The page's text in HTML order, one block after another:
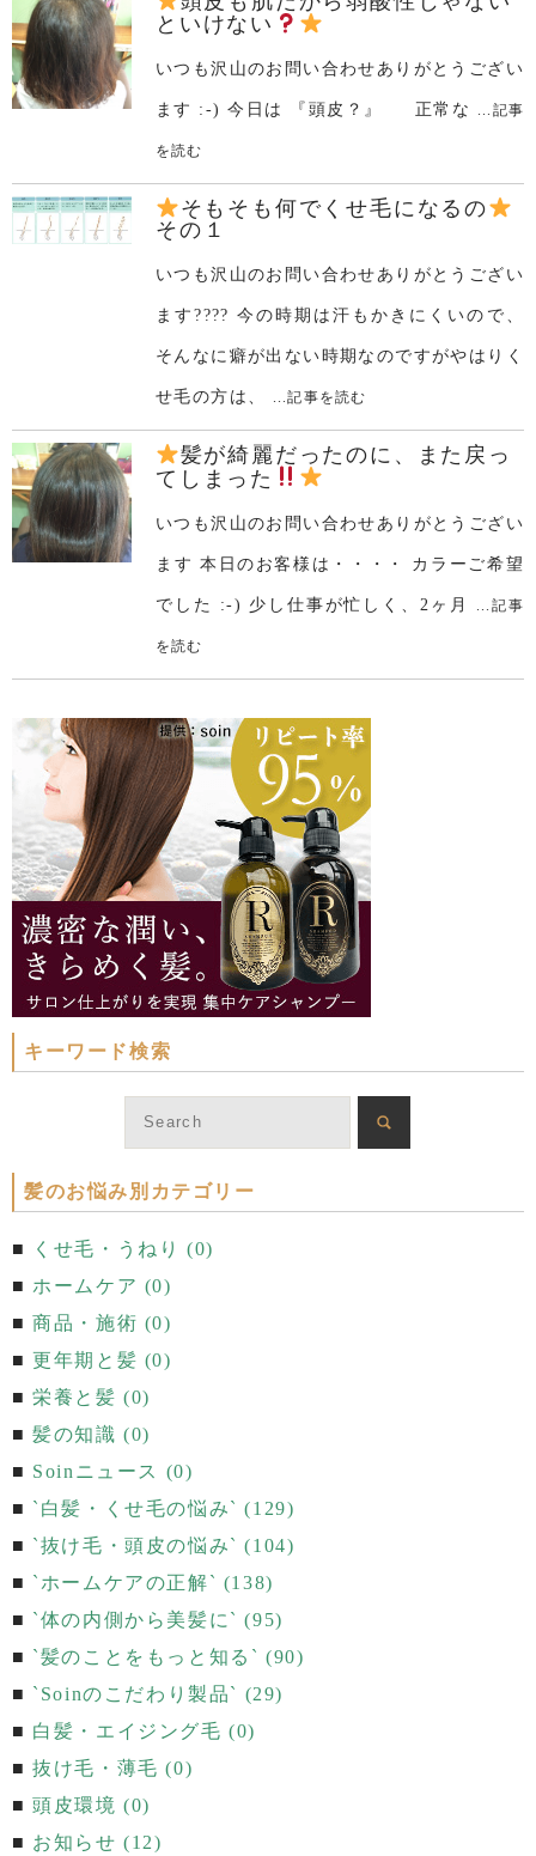
といけない
いつも沢山のお問い合わせありがとうござい
ます :-) 今日は 『頭皮？』 正常な ...記事
を読む
そもそも何でくせ毛になるの
その１
いつも沢山のお問い合わせありがとうござい
ます???? 今の時期は汗もかきにくいので、
そんなに癖が出ない時期なのですがやはりく
せ毛の方は、 ...記事を読む
髪が綺麗だったのに、また戻っ
てしまった
いつも沢山のお問い合わせありがとうござい
ます 本日のお客様は・・・・ カラーご希望
でした :-) 少し仕事が忙しく、2ヶ月 ...記事
を読む
キーワード検索
髪のお悩み別カテゴリー
くせ毛・うねり (0)
ホームケア (0)
商品・施術 (0)
更年期と髪 (0)
栄養と髪 (0)
髪の知識 (0)
Soinニュース (0)
`白髪・くせ毛の悩み` (129)
`抜け毛・頭皮の悩み` (104)
`ホームケアの正解` (138)
`体の内側から美髪に` (95)
`髪のことをもっと知る` (90)
`Soinのこだわり製品` (29)
白髪・エイジング毛 (0)
抜け毛・薄毛 (0)
頭皮環境 (0)
お知らせ (12)